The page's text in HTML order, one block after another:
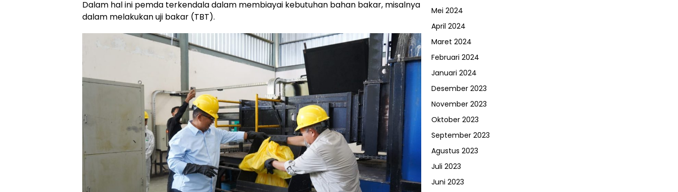
Dalam hal ini pemda terkendala dalam membiayai kebutuhan bahan bakar, misalnya
dalam melakukan uji bakar (TBT).
Mei 2024
April 2024
Maret 2024
Februari 2024
Januari 2024
Desember 2023
November 2023
Oktober 2023
September 2023
Agustus 2023
Juli 2023
Juni 2023